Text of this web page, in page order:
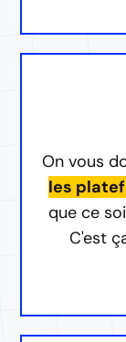
On vous
les
que ce
C'est